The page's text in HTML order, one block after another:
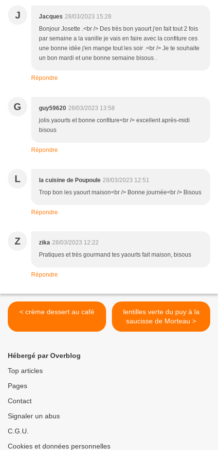
J Jacques 28/03/2023 15:28
Bonjour Josette .<br /> Des très bon yaourt j'en fait tout 2 fois
par semaine a la vanille je vais en faire avec la confiture ces
une bonne idée j'en mange tout les soir .<br /> Je te souhaite
un bon mardi et une bonne semaine bisous .
Répondre
G guy59620 28/03/2023 13:58
jolis yaourts et bonne confiture<br /> excellent après-midi
bisous
Répondre
L la cuisine de Poupoule 28/03/2023 12:51
Trop bon les yaourt maison<br /> Bonne journée<br /> Bisous
Répondre
Z zika 28/03/2023 12:22
Pratiques et très gourmand tes yaourts fait maison, bisous
Répondre
< crème dessert au café
lentilles verte du puy à la
saucisse de Morteau >
Hébergé par Overblog
Top articles
Pages
Contact
Signaler un abus
C.G.U.
Cookies et données personnelles